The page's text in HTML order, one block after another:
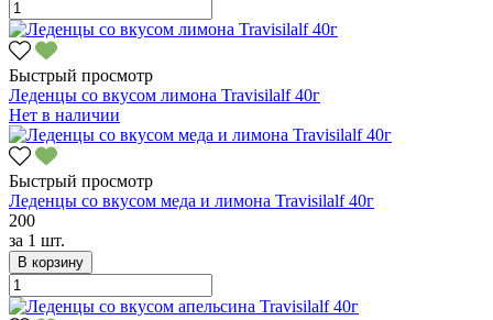
Быстрый просмотр
Леденцы со вкусом лимона Travisilalf 40г
Нет в наличии
Быстрый просмотр
Леденцы со вкусом меда и лимона Travisilalf 40г
200
за 1 шт.
В корзину